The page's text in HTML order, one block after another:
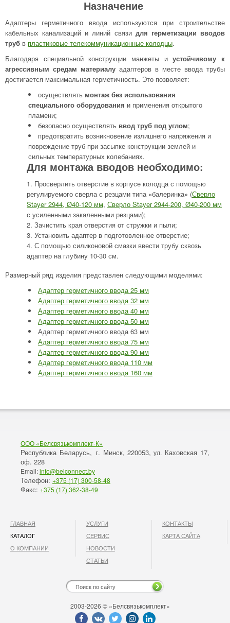
Назначение
Адаптеры герметичного ввода используются при строительстве
кабельных канализаций и линий связи для герметизации вводов
труб в пластиковые телекоммуникационные колодцы.
Благодаря специальной конструкции манжеты иустойчивому к
агрессивным средам материалу адаптеров в месте ввода трубы
достигается максимальная герметичность. Это позволяет:
осуществлять монтаж без использования
специального оборудования и применения открытого
пламени;
безопасно осуществлять ввод труб под углом;
предотвратить возникновение излишнего напряжения и
повреждение труб при засыпке конструкции землей и
сильных температурных колебаниях.
Для монтажа вводов необходимо:
Просверлить отверстие в корпусе колодца с помощью
регулируемого сверла с резцами типа «балеринка» (Сверло
Stayer 2944, Ø40-120 мм, Сверло Stayer 2944-200, Ø40-200 мм
с усиленными закаленными резцами);
Зачистить края отверстия от стружки и пыли;
Установить адаптер в подготовленное отверстие;
С помощью силиконовой смазки ввести трубу сквозь
адаптер на глубину 10-30 см.
Размерный ряд изделия представлен следующими моделями:
Адаптер герметичного ввода 25 мм
Адаптер герметичного ввода 32 мм
Адаптер герметичного ввода 40 мм
Адаптер герметичного ввода 50 мм
Адаптер герметичного ввода 63 мм
Адаптер герметичного ввода 75 мм
Адаптер герметичного ввода 90 мм
Адаптер герметичного ввода 110 мм
Адаптер герметичного ввода 160 мм
ООО «Белсвязькомплект-К»
Республика Беларусь, г. Минск, 220053, ул. Каховская 17,
оф. 228
Email:info@belconnect.by
Телефон: +375 (17) 300-58-48
Факс: +375 (17) 362-38-49
ГЛАВНАЯ
КАТАЛОГ
О КОМПАНИИ
УСЛУГИ
СЕРВИС
НОВОСТИ
СТАТЬИ
КОНТАКТЫ
КАРТА САЙТА
2003-2026 © «Белсвязькомплект»